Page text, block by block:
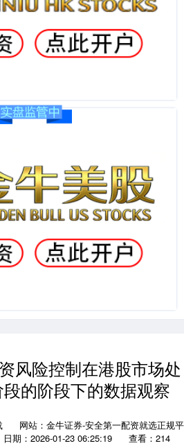
风险控制在港股市场处
的阶段下的数据观察
网站：金牛证券-安全第一配资就选正规平
日期：2026-01-23 06:25:19 查看：214